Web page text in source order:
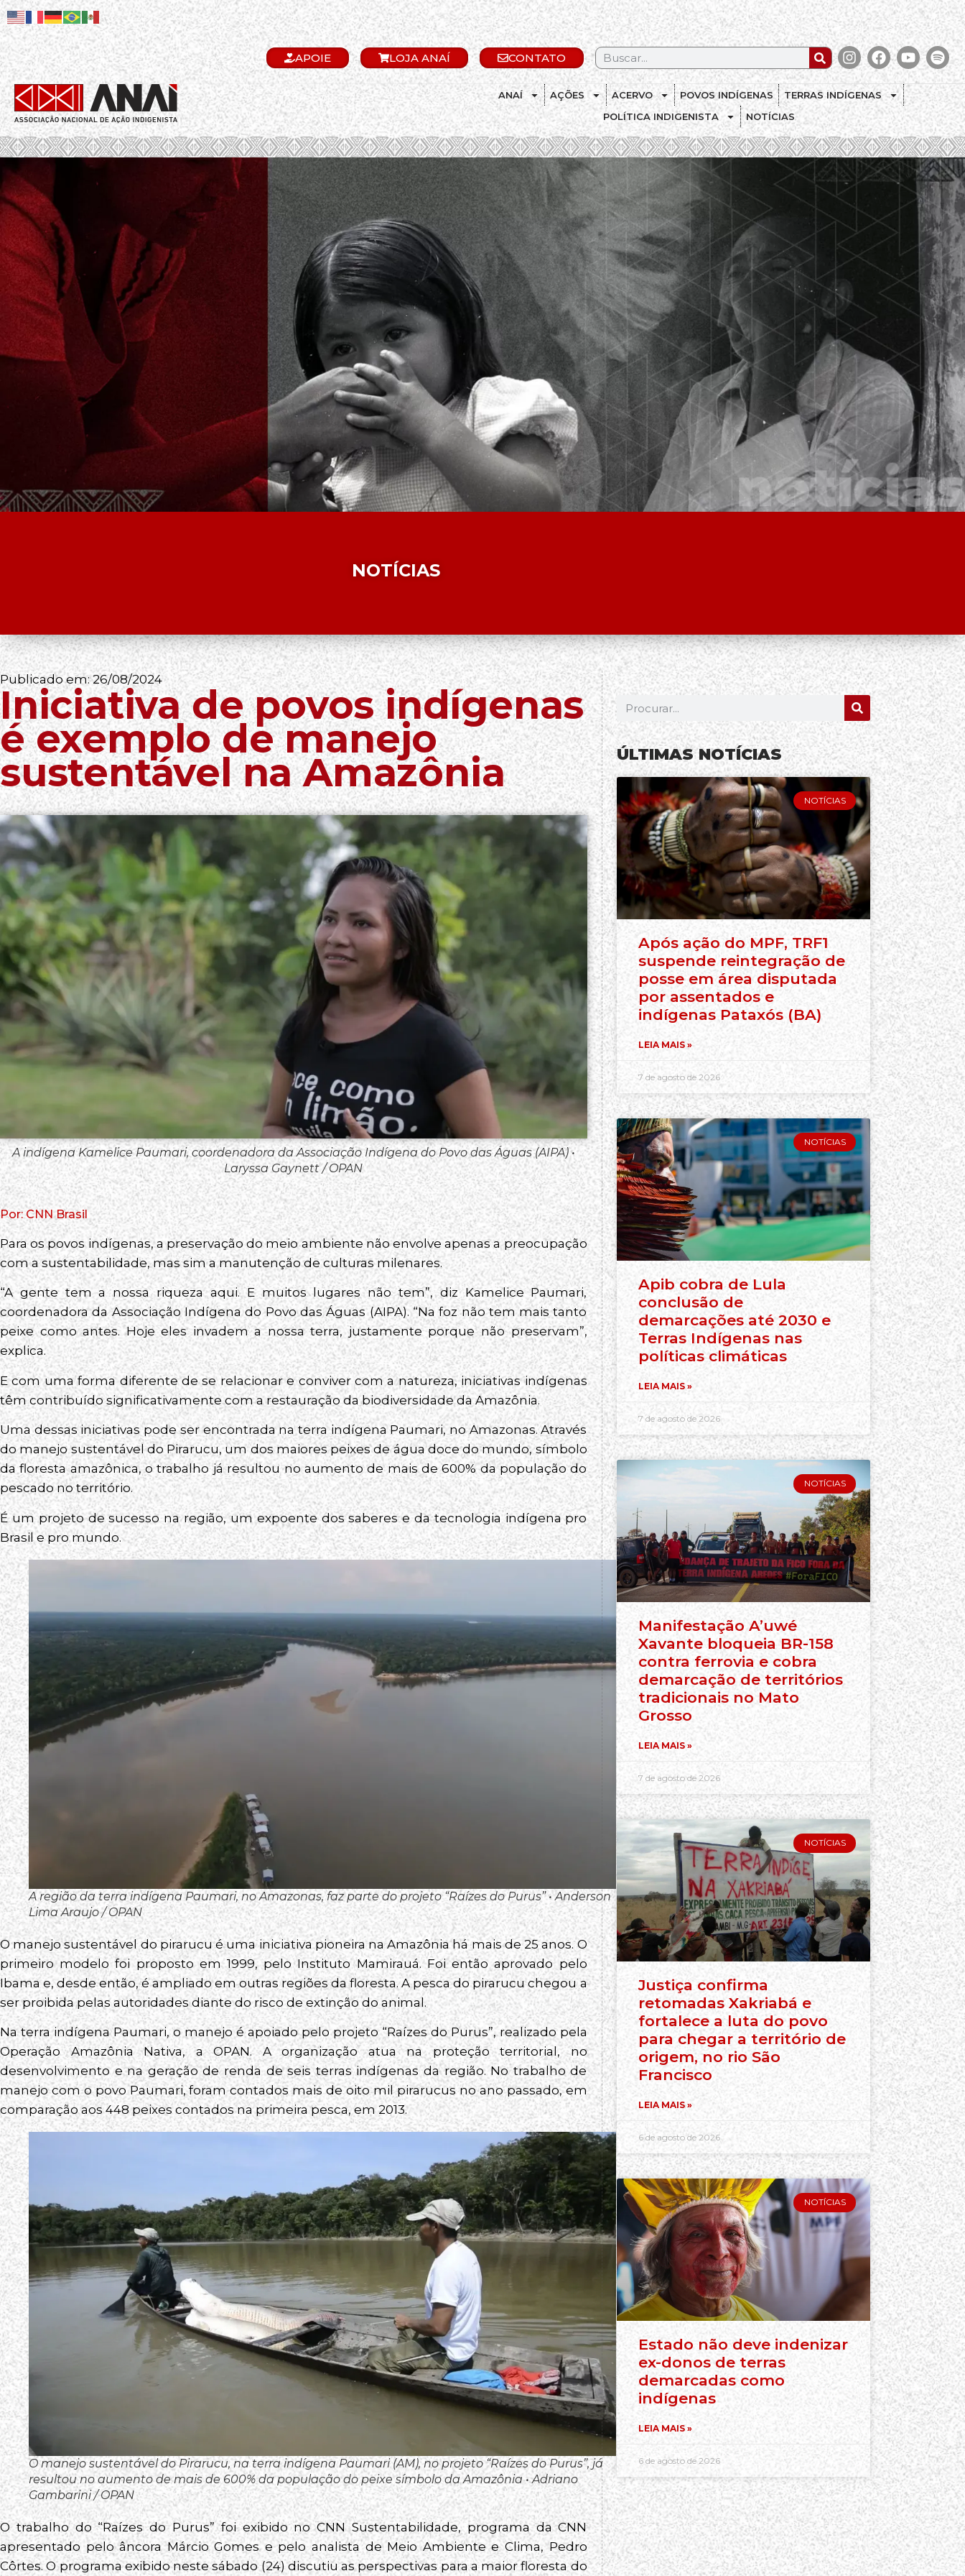
APOIE LOJA ANAÍ CONTATO
ANAÍ AÇÕES ACERVO POVOS INDÍGENAS
TERRAS INDÍGENAS
POLÍTICA INDIGENISTA
NOTÍCIAS
.
NOTÍCIAS
Publicado em:26/08/2024
Iniciativa de povos indígenas
é exemplo de manejo
sustentável na Amazônia
A indígena Kamelice Paumari, coordenadora da Associação Indígena do Povo das Águas (AIPA) •
Laryssa Gaynett / OPAN
Por: CNN Brasil
Para os povos indígenas, a preservação do meio ambiente não envolve apenas a preocupação
com a sustentabilidade, mas sim a manutenção de culturas milenares.
“A gente tem a nossa riqueza aqui. E muitos lugares não tem”, diz Kamelice Paumari,
coordenadora da Associação Indígena do Povo das Águas (AIPA). “Na foz não tem mais tanto
peixe como antes. Hoje eles invadem a nossa terra, justamente porque não preservam”,
explica.
E com uma forma diferente de se relacionar e conviver com a natureza, iniciativas indígenas
têm contribuído significativamente com a restauração da biodiversidade da Amazônia.
Uma dessas iniciativas pode ser encontrada na terra indígena Paumari, no Amazonas. Através
do manejo sustentável do Pirarucu, um dos maiores peixes de água doce do mundo, símbolo
da floresta amazônica, o trabalho já resultou no aumento de mais de 600% da população do
pescado no território.
É um projeto de sucesso na região, um expoente dos saberes e da tecnologia indígena pro
Brasil e pro mundo.
A região da terra indígena Paumari, no Amazonas, faz parte do projeto “Raízes do Purus” • Anderson
Lima Araujo / OPAN
O manejo sustentável do pirarucu é uma iniciativa pioneira na Amazônia há mais de 25 anos. O
primeiro modelo foi proposto em 1999, pelo Instituto Mamirauá. Foi então aprovado pelo
Ibama e, desde então, é ampliado em outras regiões da floresta. A pesca do pirarucu chegou a
ser proibida pelas autoridades diante do risco de extinção do animal.
Na terra indígena Paumari, o manejo é apoiado pelo projeto “Raízes do Purus”, realizado pela
Operação Amazônia Nativa, a OPAN. A organização atua na proteção territorial, no
desenvolvimento e na geração de renda de seis terras indígenas da região. No trabalho de
manejo com o povo Paumari, foram contados mais de oito mil pirarucus no ano passado, em
comparação aos 448 peixes contados na primeira pesca, em 2013.
O manejo sustentável do Pirarucu, na terra indígena Paumari (AM), no projeto “Raízes do Purus”, já
resultou no aumento de mais de 600% da população do peixe símbolo da Amazônia • Adriano
Gambarini / OPAN
O trabalho do “Raízes do Purus” foi exibido no CNN Sustentabilidade, programa da CNN
apresentado pelo âncora Márcio Gomes e pelo analista de Meio Ambiente e Clima, Pedro
Côrtes. O programa exibido neste sábado (24) discutiu as perspectivas para a maior floresta do
ÚLTIMAS NOTÍCIAS
NOTÍCIAS
Após ação do MPF, TRF1
suspende reintegração de
posse em área disputada
por assentados e
indígenas Pataxós (BA)
LEIA MAIS »
7 de agosto de 2026
NOTÍCIAS
Apib cobra de Lula
conclusão de
demarcações até 2030 e
Terras Indígenas nas
políticas climáticas
LEIA MAIS »
7 de agosto de 2026
NOTÍCIAS
Manifestação A’uwé
Xavante bloqueia BR-158
contra ferrovia e cobra
demarcação de territórios
tradicionais no Mato
Grosso
LEIA MAIS »
7 de agosto de 2026
NOTÍCIAS
Justiça confirma
retomadas Xakriabá e
fortalece a luta do povo
para chegar a território de
origem, no rio São
Francisco
LEIA MAIS »
6 de agosto de 2026
NOTÍCIAS
Estado não deve indenizar
ex-donos de terras
demarcadas como
indígenas
LEIA MAIS »
6 de agosto de 2026